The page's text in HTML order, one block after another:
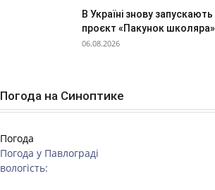
В Україні знову запускають
проєкт «Пакунок школяра»
06.08.2026
Погода на Синоптике
Погода
Погода у Павлограді
вологість: